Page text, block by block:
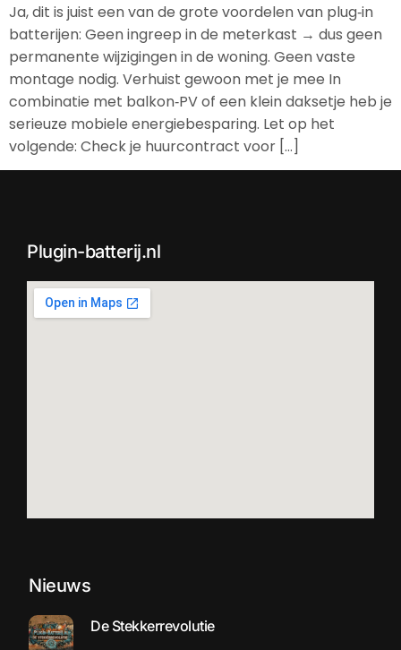
Ja, dit is juist een van de grote voordelen van plug‑in
batterijen: Geen ingreep in de meterkast → dus geen
permanente wijzigingen in de woning. Geen vaste
montage nodig. Verhuist gewoon met je mee In
combinatie met balkon‑PV of een klein daksetje heb je
serieuze mobiele energiebesparing. Let op het
volgende: Check je huurcontract voor […]
Plugin-batterij.nl
Nieuws
De Stekkerrevolutie